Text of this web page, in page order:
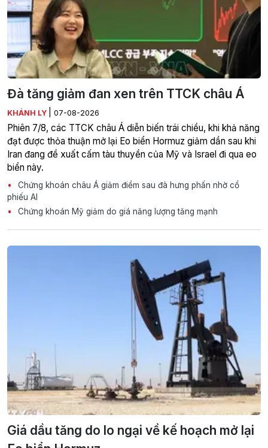
Đà tăng giảm đan xen trên TTCK châu Á
KHÁNH LY 07-08-2026
Phiên 7/8, các TTCK châu Á diễn biến trái chiều, khi khả năng
đạt được thỏa thuận mở lại Eo biển Hormuz giảm dần sau khi
Iran đang đề xuất cấm tàu thuyền của Mỹ và Israel đi qua eo
biển này.
Chứng khoán châu Á giảm điểm sau đà hưng phấn nhờ cổ
phiếu AI
Chứng khoán Mỹ giảm do giá năng lượng tăng mạnh
Giá dầu tăng do lo ngại về kế hoạch mở lại